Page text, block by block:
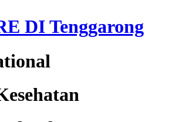
DI Tenggarong